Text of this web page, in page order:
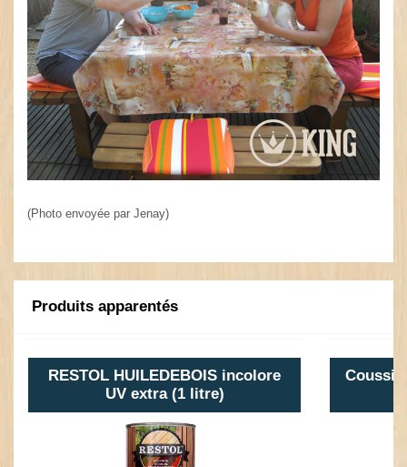
(Photo envoyée par Jenay)
Produits apparentés
RESTOL HUILEDEBOIS incolore
UV extra (1 litre)